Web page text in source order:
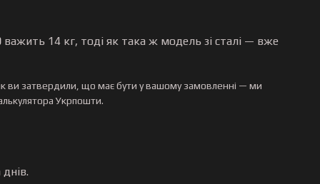
важить 14 кг, тоді як така ж модель зі сталі — вже
ви затвердили, що має бути у вашому замовленні — ми
Укрпошти.